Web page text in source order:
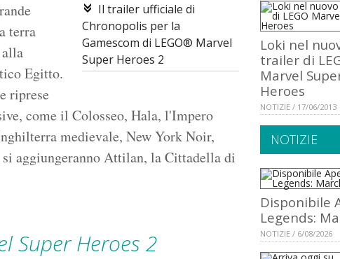
Il trailer ufficiale di
Chronopolis per la
Gamescom di LEGO® Marvel
Super Heroes 2
terra
Egitto.
riprese
come il Colosseo, Hala, l'Impero
medievale, New York Noir,
aggiungeranno Attilan, la Cittadella di
Super Heroes 2
Loki nel
trailer di
Marvel
Heroes
NOTIZIE / 17/06/2013
NOTIZIE
Disponibile
Legends:
NOTIZIE / 6/08/2026